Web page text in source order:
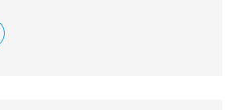
低电压提示自动关机使用环境：温度：
准确度: ?%n 或 ?um电源: 4节5号电